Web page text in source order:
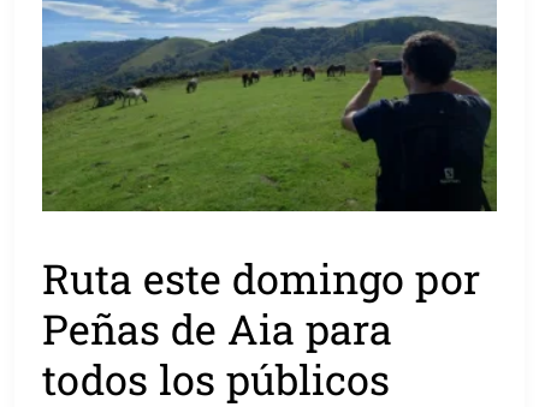
Ruta este domingo por
Peñas de Aia para
todos los públicos